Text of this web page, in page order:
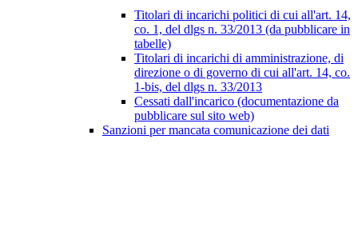
Titolari di incarichi politici di cui all'art. 14,
co. 1, del dlgs n. 33/2013 (da pubblicare in
tabelle)
Titolari di incarichi di amministrazione, di
direzione o di governo di cui all'art. 14, co.
1-bis, del dlgs n. 33/2013
Cessati dall'incarico (documentazione da
pubblicare sul sito web)
Sanzioni per mancata comunicazione dei dati